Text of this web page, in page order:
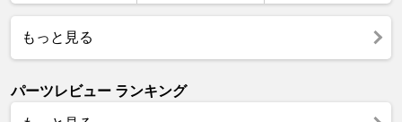
もっと見る
パーツレビュー ランキング